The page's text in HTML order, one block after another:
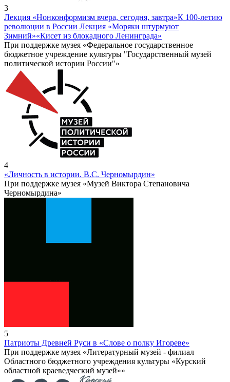
3
Лекция «Нонконформизм вчера, сегодня, завтра»К 100-летию
революции в России Лекция «Моряки штурмуют
Зимний»«Кисет из блокадного Ленинграда»
При поддержке музея «Федеральное государственное
бюджетное учреждение культуры "Государственный музей
политической истории России"»
4
«Личность в истории. В.С. Черномырдин»
При поддержке музея «Музей Виктора Степановича
Черномырдина»
5
Патриоты Древней Руси в «Слове о полку Игореве»
При поддержке музея «Литературный музей - филиал
Областного бюджетного учреждения культуры «Курский
областной краеведческий музей»»